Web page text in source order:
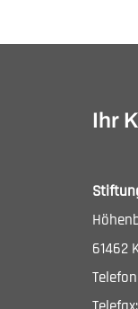
Stark-
Ihr
61462